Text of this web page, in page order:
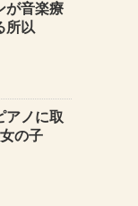
が音楽療
所以
アノに取
の子